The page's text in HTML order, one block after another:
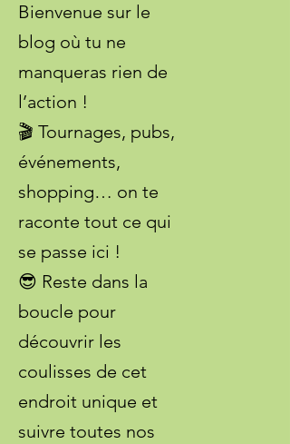
Bienvenue sur le
blog où tu ne
manqueras rien de
l’action !
🎬 Tournages, pubs,
événements,
shopping… on te
raconte tout ce qui
se passe ici !
😎 Reste dans la
boucle pour
découvrir les
coulisses de cet
endroit unique et
suivre toutes nos